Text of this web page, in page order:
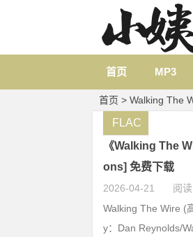
首页 MP3
首页 > Walking The
《Walking The
ons] 免费下载
2026-04-21 阅
FLAC
Walking The Wire (
y：Dan Reynolds/